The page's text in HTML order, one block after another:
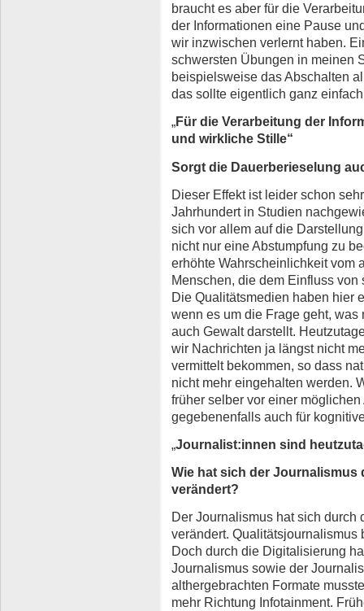
braucht es aber für die
der Informationen eine Pause
wir inzwischen verlernt haben.
schwersten Übungen in meinen
beispielsweise das Abschalten
das sollte eigentlich ganz
„Für die Verarbeitung der
und wirkliche Stille“
Sorgt die Dauerberieselung
Dieser Effekt ist leider schon
Jahrhundert in Studien
sich vor allem auf die
nicht nur eine Abstumpfung zu
erhöhte Wahrscheinlichkeit vom
Menschen, die dem Einfluss
Die Qualitätsmedien haben hier
wenn es um die Frage geht,
auch Gewalt darstellt.
wir Nachrichten ja längst nicht
vermittelt bekommen, so dass
nicht mehr eingehalten werden.
früher selber vor einer
gegebenenfalls auch für
„Journalist:innen sind
Wie hat sich der
verändert?
Der Journalismus hat sich
verändert. Qualitätsjournalismus
Doch durch die Digitalisierung
Journalismus sowie der
althergebrachten Formate
mehr Richtung Infotainment.